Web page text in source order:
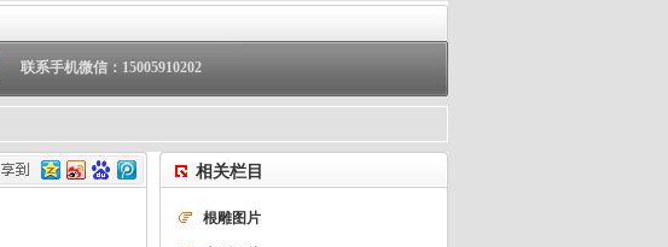
联系手机微信：15005910202
相关栏目
根雕图片